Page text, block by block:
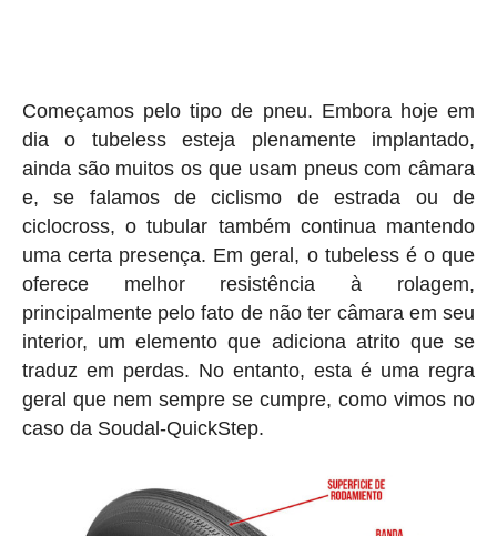
Começamos pelo tipo de pneu. Embora hoje em
dia o tubeless esteja plenamente implantado,
ainda são muitos os que usam pneus com câmara
e, se falamos de ciclismo de estrada ou de
ciclocross, o tubular também continua mantendo
uma certa presença. Em geral, o tubeless é o que
oferece melhor resistência à rolagem,
principalmente pelo fato de não ter câmara em seu
interior, um elemento que adiciona atrito que se
traduz em perdas. No entanto, esta é uma regra
geral que nem sempre se cumpre, como vimos no
caso da Soudal-QuickStep.